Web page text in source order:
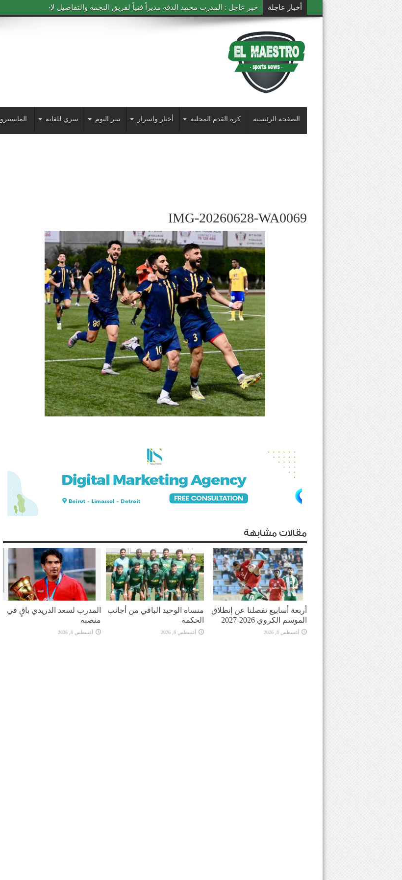
أخبار عاجلة خبر عاجل : المدرب محمد الدقة مديراً فنياً لفريق النجمة والتفاصيل لاحقاً
الصفحة الرئيسية كرة القدم المحلية أخبار واسرار سر اليوم سري للغاية المايسترو
IMG-20260628-WA0069
مقالات مشابهة
أربعة أسابيع تفصلنا عن إنطلاق
الموسم الكروي 2026-2027
أغسطس 8, 2026
منساه الوحيد الباقي من أجانب
الحكمة
أغسطس 8, 2026
المدرب لسعد الدريدي باقٍ في
منصبه
أغسطس 8, 2026